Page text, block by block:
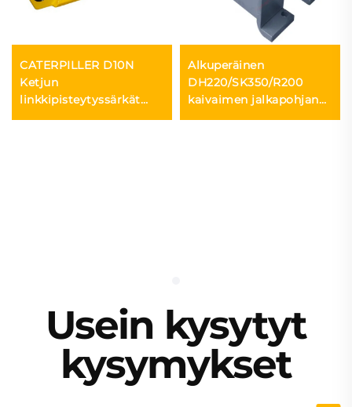
CATERPILLER D10N
Ketjun
linkkipisteytyssärkät
Ketjun
Alkuperäinen
DH220/SK350/R200
kaivaimen jalkapohjan
linkki-suojain
Usein kysytyt
kysymykset